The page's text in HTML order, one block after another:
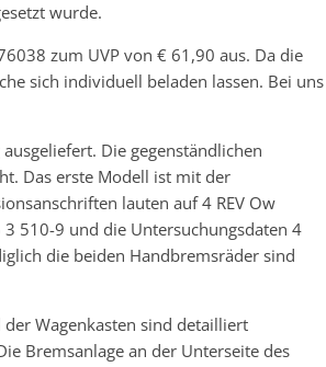
wurde.
zum UVP von € 61,90 aus. Da die
sich individuell beladen lassen. Bei uns
Die gegenständlichen
Das erste Modell ist mit der
lauten auf 4 REV Ow
510-9 und die Untersuchungsdaten 4
die beiden Handbremsräder sind
Wagenkasten sind detailliert
Bremsanlage an der Unterseite des